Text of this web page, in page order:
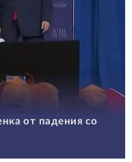
от падения со